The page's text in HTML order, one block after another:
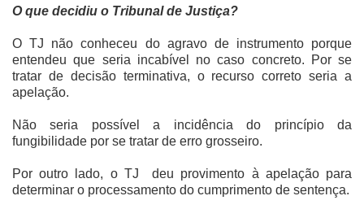
O que decidiu o Tribunal de Justiça?
O TJ não conheceu do agravo de instrumento porque
entendeu que seria incabível no caso concreto. Por se
tratar de decisão terminativa, o recurso correto seria a
apelação.
Não seria possível a incidência do princípio da
fungibilidade por se tratar de erro grosseiro.
Por outro lado, o TJ
deu provimento à apelação para
determinar o processamento do cumprimento de sentença.